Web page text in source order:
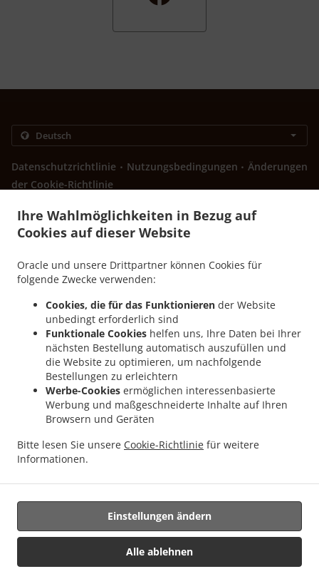
Ihre Wahlmöglichkeiten in Bezug auf
Cookies auf dieser Website
Oracle und unsere Drittpartner können Cookies für
folgende Zwecke verwenden:
Cookies, die für das Funktionieren der Website
unbedingt erforderlich sind
Funktionale Cookies helfen uns, Ihre Daten bei Ihrer
nächsten Bestellung automatisch auszufüllen und
die Website zu optimieren, um nachfolgende
Bestellungen zu erleichtern
Werbe-Cookies ermöglichen interessenbasierte
Werbung und maßgeschneiderte Inhalte auf Ihren
Browsern und Geräten
Bitte lesen Sie unsere Cookie-Richtlinie für weitere
Informationen.
Alle ablehnen
Einstellungen ändern
Datenschutzrichtlinie . Nutzungsbedingungen . Änderungen
der Cookie-Richtlinie
603 N Main St, Euless, TX 76039, United States
+1 817-242-4568
Menü
Im Voraus bestellen
Kontakt
AKZEPTIERTE ZAHLUNGSMETHODEN
Hawaiian Essen zum Mitnehmen Euless
Unterstützt von:
GFunnel Business LLC. | restaurants@gfunnel.com |+1 (833) 705-0808